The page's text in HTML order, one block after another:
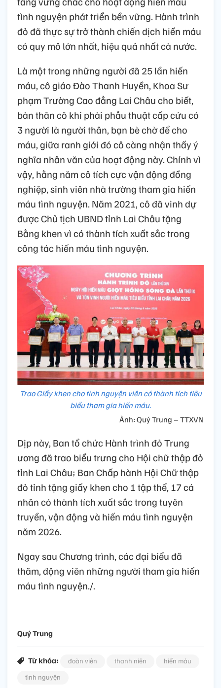
tình nguyện phát triển bền vững. Hành trình
đỏ đã thực sự trở thành chiến dịch hiến máu
có quy mô lớn nhất, hiệu quả nhất cả nước.
Là một trong những người đã 25 lần hiến
máu, cô giáo Đào Thanh Huyền, Khoa Sư
phạm Trường Cao đẳng Lai Châu cho biết,
bản thân cô khi phải phẫu thuật cấp cứu có
3 người là người thân, bạn bè chờ để cho
máu, giữa ranh giới đó cô càng nhận thấy ý
nghĩa nhân văn của hoạt động này. Chính vì
vậy, hằng năm cô tích cực vận động đồng
nghiệp, sinh viên nhà trường tham gia hiến
máu tình nguyện. Năm 2021, cô đã vinh dự
được Chủ tịch UBND tỉnh Lai Châu tặng
Bằng khen vì có thành tích xuất sắc trong
công tác hiến máu tình nguyện.
Trao Giấy khen cho tình nguyện viên có thành tích tiêu
biểu tham gia hiến máu.
Ảnh: Quý Trung – TTXVN
Dịp này, Ban tổ chức Hành trình đỏ Trung
ương đã trao biểu trưng cho Hội chữ thập đỏ
tỉnh Lai Châu; Ban Chấp hành Hội Chữ thập
đỏ tỉnh tặng giấy khen cho 1 tập thể, 17 cá
nhân có thành tích xuất sắc trong tuyên
truyền, vận động và hiến máu tình nguyện
năm 2026.
Ngay sau Chương trình, các đại biểu đã
thăm, động viên những người tham gia hiến
máu tình nguyện./.
Quý Trung
Từ khóa: đoàn viên thanh niên
hiến máu
tình nguyện